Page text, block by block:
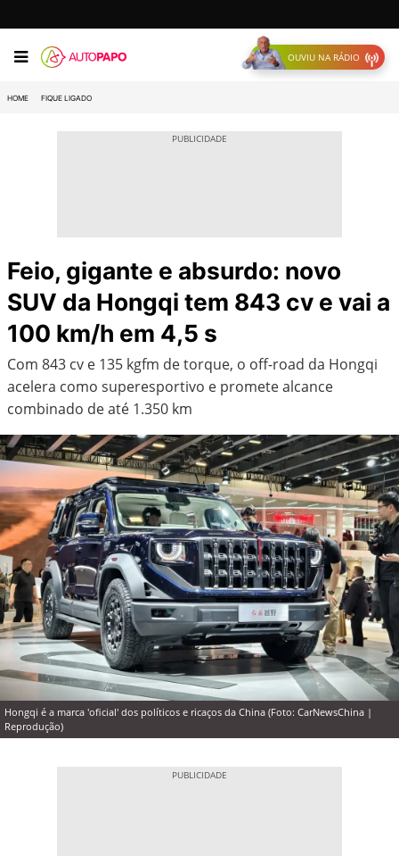
OUVIU NA RÁDIO
HOME FIQUE LIGADO
Feio, gigante e absurdo: novo
SUV da Hongqi tem 843 cv e vai a
100 km/h em 4,5 s
Com 843 cv e 135 kgfm de torque, o off-road da Hongqi
acelera como superesportivo e promete alcance
combinado de até 1.350 km
Hongqi é a marca 'oficial' dos políticos e ricaços da China (Foto: CarNewsChina |
Reprodução)